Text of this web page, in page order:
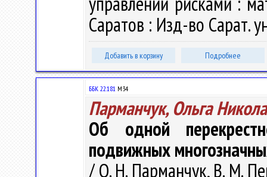
Саратов : Изд-во Сарат.
Добавить в корзину Подробнее
ББК 22.181 М34
Парманчук, Ольга
Об одной
подвижных
/ О. Н. Парманчук, В. М.